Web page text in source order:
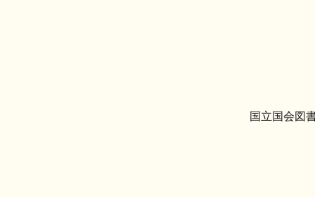
国立国会図